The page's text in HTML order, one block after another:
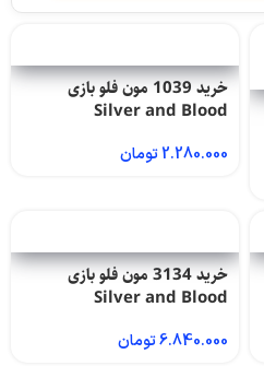
خرید 1039 مون‌ فلو بازی
Silver and Blood
2.280.000تومان
خرید 3134 مون‌ فلو بازی
Silver and Blood
6.840.000تومان